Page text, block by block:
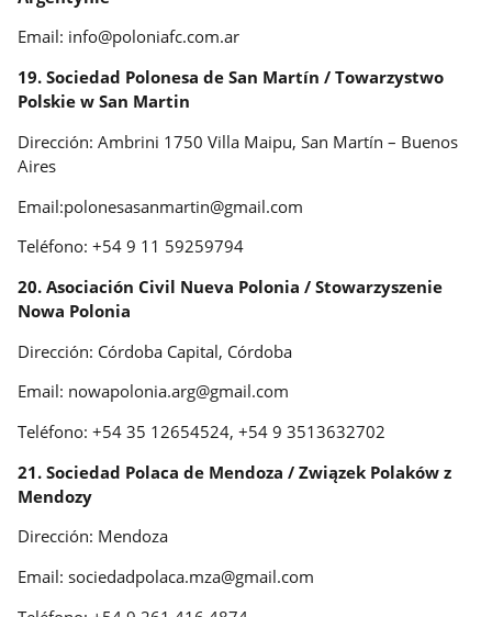
Email: info@poloniafc.com.ar
19. Sociedad Polonesa de San Martín / Towarzystwo
Polskie w San Martin
Dirección: Ambrini 1750 Villa Maipu, San Martín – Buenos
Aires
Email:polonesasanmartin@gmail.com
Teléfono: +54 9 11 59259794
20. Asociación Civil Nueva Polonia / Stowarzyszenie
Nowa Polonia
Dirección: Córdoba Capital, Córdoba
Email: nowapolonia.arg@gmail.com
Teléfono: +54 35 12654524, +54 9 3513632702
21. Sociedad Polaca de Mendoza / Związek Polaków z
Mendozy
Dirección: Mendoza
Email: sociedadpolaca.mza@gmail.com